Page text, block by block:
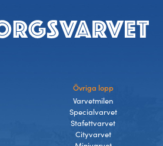
Övriga lopp
Varvetmilen
Specialvarvet
Stafettvarvet
Cityvarvet